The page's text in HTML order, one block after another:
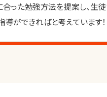
合った勉強方法を提案し、生
導ができればと考えています！